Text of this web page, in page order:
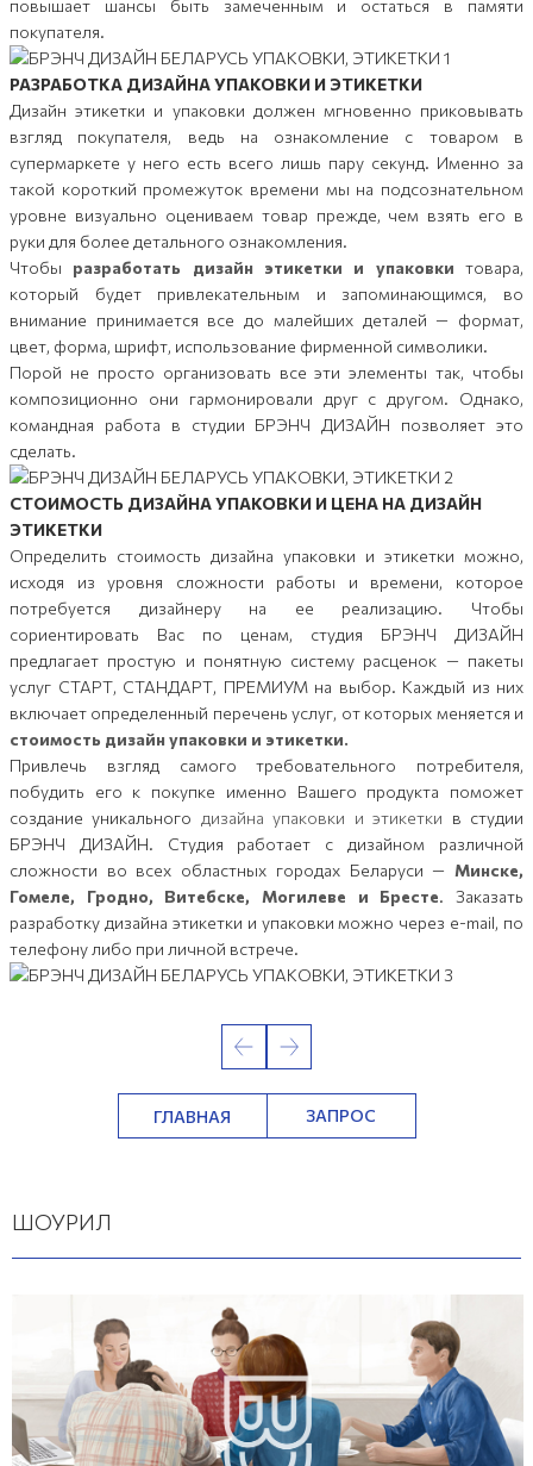
повышает шансы быть замеченным и остаться в памяти
покупателя.
РАЗРАБОТКА ДИЗАЙНА УПАКОВКИ И ЭТИКЕТКИ
Дизайн этикетки и упаковки должен мгновенно приковывать
взгляд покупателя, ведь на ознакомление с товаром в
супермаркете у него есть всего лишь пару секунд. Именно за
такой короткий промежуток времени мы на подсознательном
уровне визуально оцениваем товар прежде, чем взять его в
руки для более детального ознакомления.
Чтобы разработать дизайн этикетки и упаковки товара,
который будет привлекательным и запоминающимся, во
внимание принимается все до малейших деталей — формат,
цвет, форма, шрифт, использование фирменной символики.
Порой не просто организовать все эти элементы так, чтобы
композиционно они гармонировали друг с другом. Однако,
командная работа в студии БРЭНЧ ДИЗАЙН позволяет это
сделать.
СТОИМОСТЬ ДИЗАЙНА УПАКОВКИ И ЦЕНА НА ДИЗАЙН
ЭТИКЕТКИ
Определить стоимость дизайна упаковки и этикетки можно,
исходя из уровня сложности работы и времени, которое
потребуется дизайнеру на ее реализацию. Чтобы
сориентировать Вас по ценам, студия БРЭНЧ ДИЗАЙН
предлагает простую и понятную систему расценок — пакеты
услуг СТАРТ, СТАНДАРТ, ПРЕМИУМ на выбор. Каждый из них
включает определенный перечень услуг, от которых меняется и
стоимость дизайн упаковки и этикетки.
Привлечь взгляд самого требовательного потребителя,
побудить его к покупке именно Вашего продукта поможет
создание уникального дизайна упаковки и этикетки в студии
БРЭНЧ ДИЗАЙН. Студия работает с дизайном различной
сложности во всех областных городах Беларуси — Минске,
Гомеле, Гродно, Витебске, Могилеве и Бресте. Заказать
разработку дизайна этикетки и упаковки можно через e-mail, по
телефону либо при личной встрече.
предыдущий
следующий
ГЛАВНАЯ ЗАПРОС
ШОУРИЛ